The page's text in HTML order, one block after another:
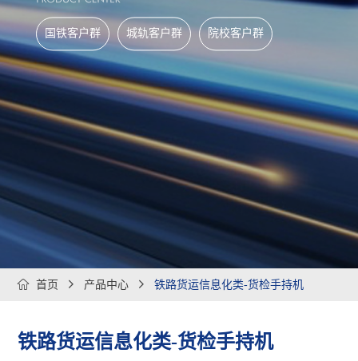
国铁客户群 城轨客户群 院校客户群
 首页  产品中心  铁路货运信息化类-货检手持机
铁路货运信息化类-货检手持机